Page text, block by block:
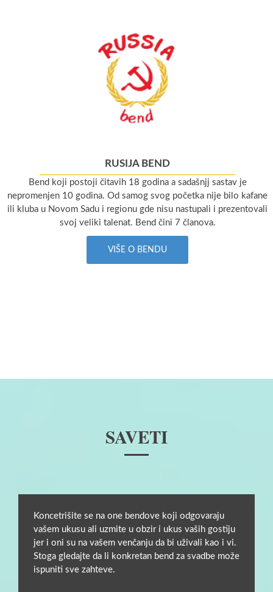
RUSIJA BEND
Bend koji postoji čitavih 18 godina a sadašnjj sastav je
nepromenjen 10 godina. Od samog svog početka nije bilo kafane
ili kluba u Novom Sadu i regionu gde nisu nastupali i prezentovali
svoj veliki talenat. Bend čini 7 članova.
VIŠE O BENDU
SAVETI
Koncetrišite se na one bendove koji odgovaraju
vašem ukusu ali uzmite u obzir i ukus vaših gostiju
jer i oni su na vašem venčanju da bi uživali kao i vi.
Stoga gledajte da li konkretan bend za svadbe može
ispuniti sve zahteve.